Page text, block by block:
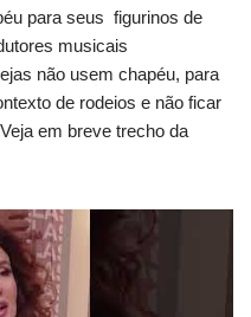
para seus figurinos de
musicais
não usem chapéu, para
de rodeios e não ficar
em breve trecho da